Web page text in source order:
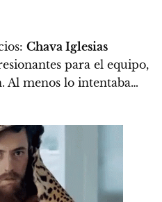
Chava Iglesias
para el equipo,
Al menos lo intentaba…